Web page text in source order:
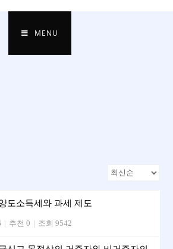
MENU
도소득세와 과세 제도
| 추천 0 | 조회 9542